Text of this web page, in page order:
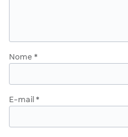
Nome *
E-mail *